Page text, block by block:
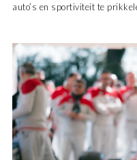
auto’s en sportiviteit te